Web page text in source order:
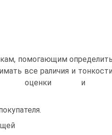
помогающим определить
все раличия и тонкости
их оценки и